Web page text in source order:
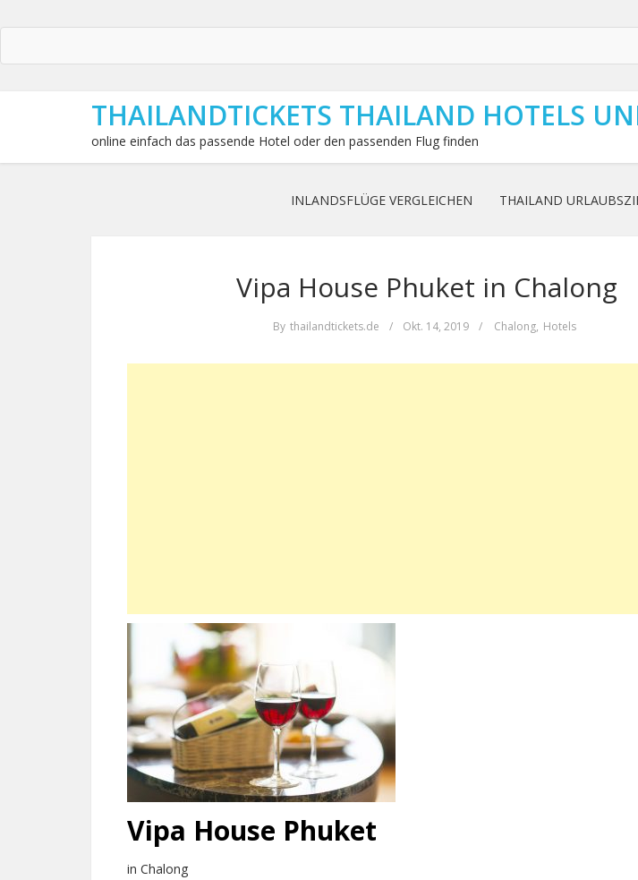
THAILANDTICKETS THAILAND HOTELS
online einfach das passende Hotel oder den passenden Flug finden
INLANDSFLÜGE VERGLEICHEN THAILAND
Vipa House Phuket in Chalong
By thailandtickets.de / Okt. 14, 2019 / Chalong, Hotels
Vipa House Phuket
in Chalong